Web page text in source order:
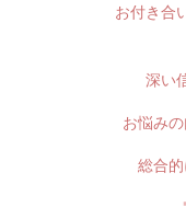
お付き合
深い
お悩み
総合的